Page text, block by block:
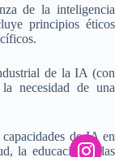
de la inteligencia
principios éticos
de la IA (con
necesidad de una
de IA en
la educación y las